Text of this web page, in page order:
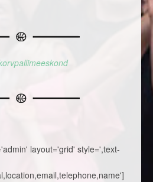
layout='grid' style=',text-